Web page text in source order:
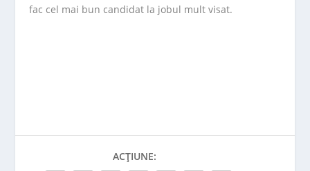
fac cel mai bun candidat la jobul mult visat.
ACȚIUNE: